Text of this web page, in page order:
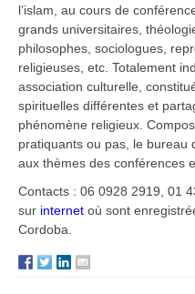
l’islam, au cours de
grands universitaires,
philosophes, sociologues,
religieuses, etc. Totalement
association culturelle,
spirituelles différentes et
phénomène religieux.
pratiquants ou pas, le bureau
aux thèmes des conférences
Contacts : 06 0928 2919, 01
sur internet où sont
Cordoba.